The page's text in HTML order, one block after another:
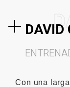
D
DAVID
Con una